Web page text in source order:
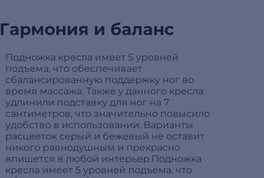
Гармония и баланс
Подножка кресла имеет 5 уровней
подъема, что обеспечивает
сбалансированную поддержку ног во
время массажа. Также у данного кресла
удлинили подставку для ног на 7
сантиметров, что значительно повысило
удобство в использовании. Варианты
расцветок серый и бежевый не оставит
никого равнодушным и прекрасно
впишется в любой интерьер.Подножка
кресла имеет 5 уровней подъема, что